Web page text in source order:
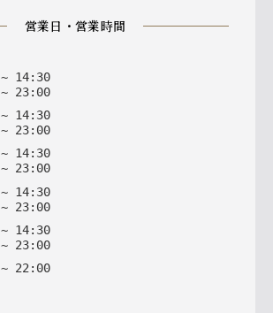
営業日・営業時間
~ 14: 30
~ 23: 00
~ 14: 30
~ 23: 00
~ 14: 30
~ 23: 00
~ 14: 30
~ 23: 00
~ 14: 30
~ 23: 00
~ 22 : 00